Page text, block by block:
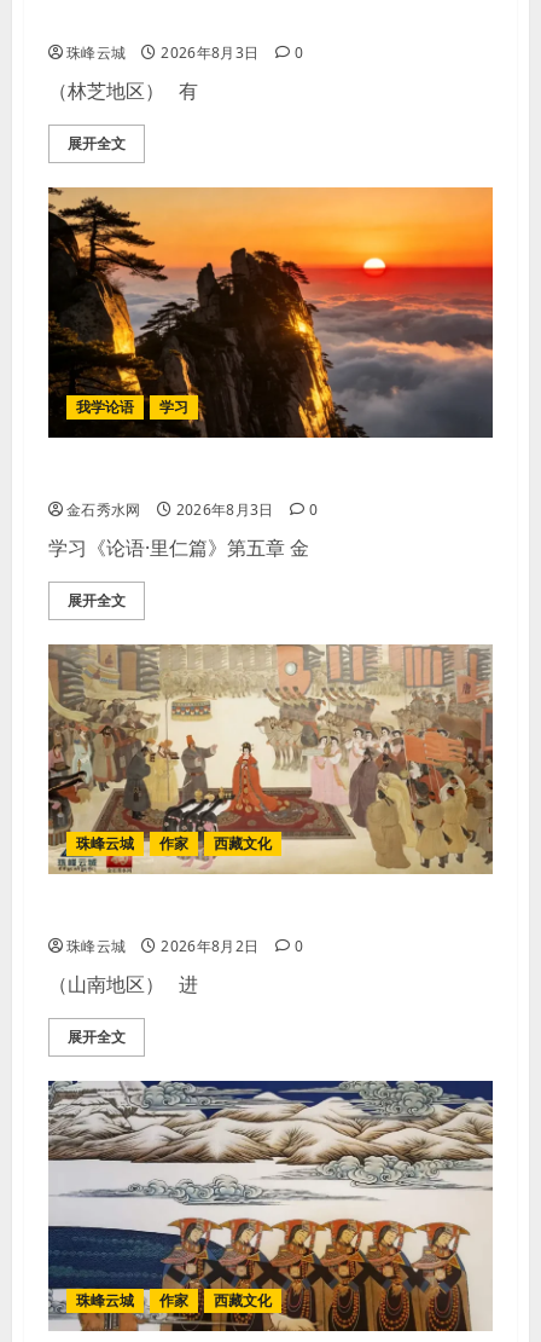
珠峰云城 2026年8月3日 0
（林芝地区） 有
展开全文
我学论语 学习
金石秀水网 2026年8月3日 0
学习《论语·里仁篇》第五章 金
展开全文
珠峰云城 作家 西藏文化
珠峰云城 2026年8月2日 0
（山南地区） 进
展开全文
珠峰云城 作家 西藏文化